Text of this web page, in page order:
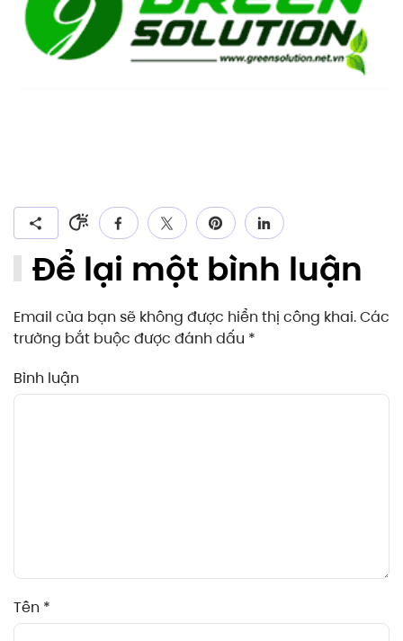
Để lại một bình luận
Email của bạn sẽ không được hiển thị công khai. Các
trường bắt buộc được đánh dấu *
Bình luận
Tên *